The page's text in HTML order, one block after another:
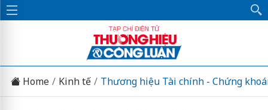
Home Kinh tế Thương hiệu Tài chính - Chứng